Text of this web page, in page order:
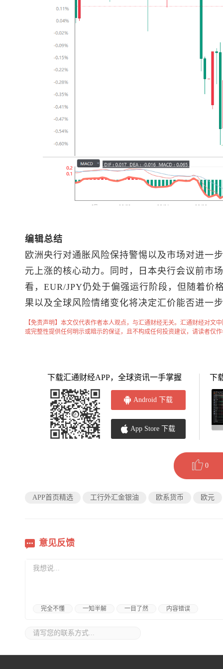
编辑总结
欧洲央行对通胀风险保持警惕以及市场对进一
元上涨的核心动力。同时，日本央行会议前市
看，EUR/JPY仍处于偏强运行阶段，但随着价
果以及全球风险情绪变化将决定汇价能否进一
【免责声明】本文仅代表作者本人观点，与汇通财经无关。汇通财经对文
或完整性提供任何明示或暗示的保证，且不构成任何投资建议，请读者仅
下载汇通财经APP，全球资讯一手掌握
Android 下载
App Store 下载
下
0
APP首页精选 工行外汇金银油 欧系货币 欧元
意见反馈
完全不懂 一知半解 一目了然 内容错误